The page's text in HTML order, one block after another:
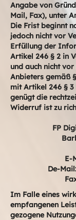
Angabe von
Mail, Fax), unter
Die Frist beginnt
jedoch nicht vor
Erfüllung der
Artikel 246 § 2 in
und auch nicht
Anbieters gemäß
mit Artikel 246 §
genügt die
Widerruf ist zu
FP
E-
De-Mail:
Im Falle eines
empfangenen
gezogene